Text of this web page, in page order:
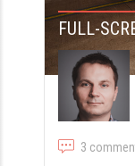
FULL-
3